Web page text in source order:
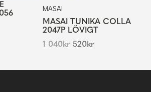
MASAI
MASAI TUNIKA COLLA
2047P LÖVIGT
1 040kr 520kr